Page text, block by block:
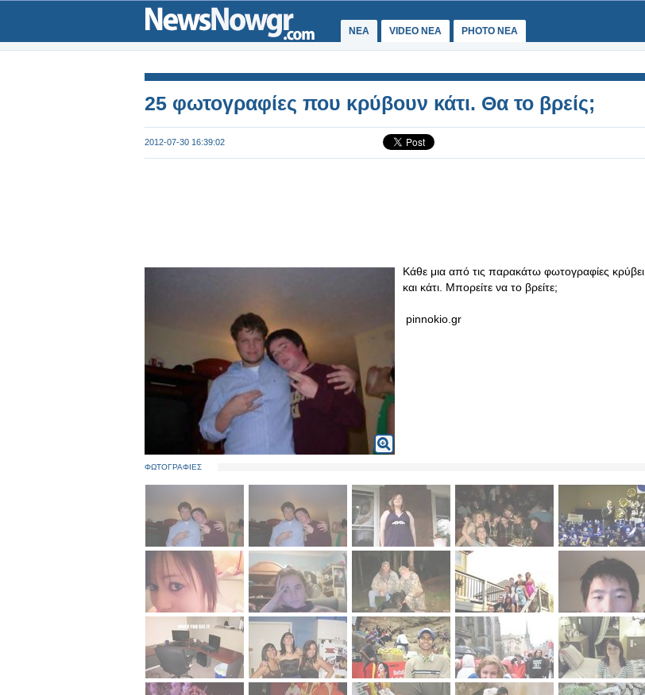
ΝΕΑ VIDEO NEA PHOTO NEA
25 φωτογραφίες που κρύβουν κάτι. Θα το βρείς;
2012-07-30 16:39:02
Κάθε μια από τις παρακάτω φωτογραφίες κρύβει
και κάτι. Μπορείτε να το βρείτε;
pinnokio.gr
ΦΩΤΟΓΡΑΦΙΕΣ